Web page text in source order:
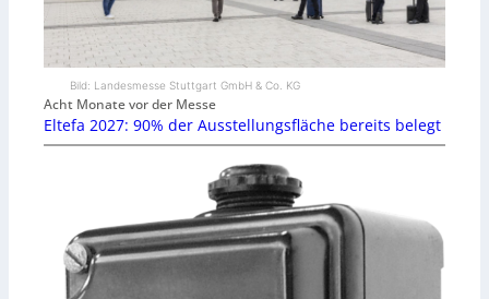
Bild: Landesmesse Stuttgart GmbH & Co. KG
Acht Monate vor der Messe
Eltefa 2027: 90% der Ausstellungsfläche bereits belegt